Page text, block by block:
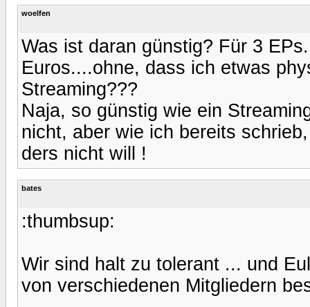
woelfen
Was ist daran günstig? Für 3
Euros....ohne, dass ich etwas
Streaming???
Naja, so günstig wie ein
nicht, aber wie ich bereits
ders nicht will !
bates
:thumbsup:
Wir sind halt zu tolerant ... und
von verschiedenen Mitgliedern